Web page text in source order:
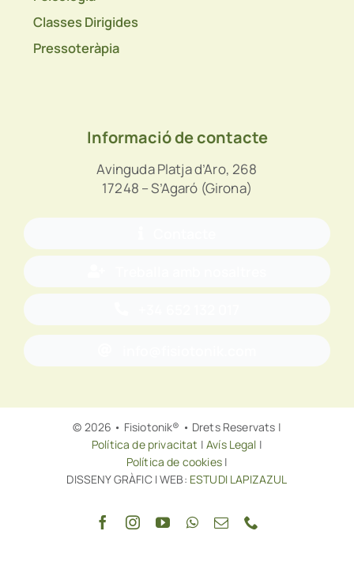
Classes Dirigides
Pressoteràpia
Informació de contacte
Avinguda Platja d’Aro, 268
17248 – S’Agaró (Girona)
© 2026 • Fisiotonik® • Drets Reservats |
Política de privacitat |Avís Legal |
Política de cookies|
DISSENY GRÀFIC I WEB: ESTUDI LAPIZAZUL